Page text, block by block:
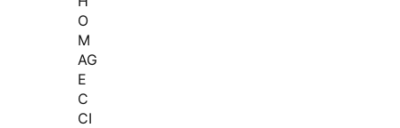
O
M
AG
E
C
CI